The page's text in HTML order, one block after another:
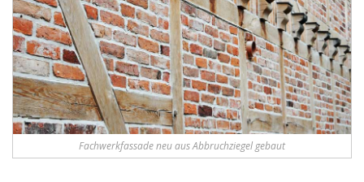
Fachwerkfassade neu aus Abbruchziegel gebaut